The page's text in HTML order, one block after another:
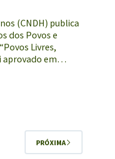
(CNDH) publica
dos Povos e
Livres,
aprovado em…
PRÓXIMA